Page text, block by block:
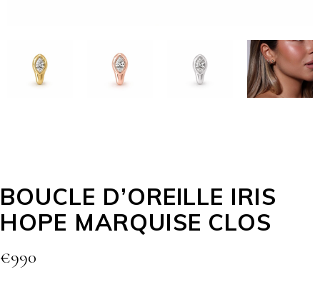
BOUCLE D’OREILLE IRIS
HOPE MARQUISE CLOS
€990